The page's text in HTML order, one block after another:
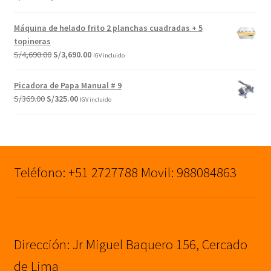
original
S/949.00.
actual
S/849.00.
Máquina de helado frito 2 planchas cuadradas + 5
topineras
S/4,690.00 El
original
era:
S/3,690.00El
actual
IGV incluido
Picadora de Papa Manual # 9
S/369.00 El
S/325.00ElIGV incluido
Teléfono: +51 2727788 Movil: 988084863
Dirección: Jr Miguel Baquero 156, Cercado
de Lima